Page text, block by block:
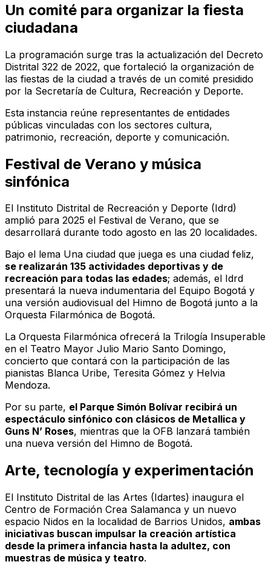
Un comité para organizar la fiesta
ciudadana
La programación surge tras la actualización del Decreto
Distrital 322 de 2022, que fortaleció la organización de
las fiestas de la ciudad a través de un comité presidido
por la Secretaría de Cultura, Recreación y Deporte.
Esta instancia reúne representantes de entidades
públicas vinculadas con los sectores cultura,
patrimonio, recreación, deporte y comunicación.
Festival de Verano y música
sinfónica
El Instituto Distrital de Recreación y Deporte (Idrd)
amplió para 2025 el Festival de Verano, que se
desarrollará durante todo agosto en las 20 localidades.
Bajo el lema Una ciudad que juega es una ciudad feliz,
se realizarán 135 actividades deportivas y de
recreación para todas las edades; además, el Idrd
presentará la nueva indumentaria del Equipo Bogotá y
una versión audiovisual del Himno de Bogotá junto a la
Orquesta Filarmónica de Bogotá.
La Orquesta Filarmónica ofrecerá la Trilogía Insuperable
en el Teatro Mayor Julio Mario Santo Domingo,
concierto que contará con la participación de las
pianistas Blanca Uribe, Teresita Gómez y Helvia
Mendoza.
Por su parte, el Parque Simón Bolívar recibirá un
espectáculo sinfónico con clásicos de Metallica y
Guns N’ Roses, mientras que la OFB lanzará también
una nueva versión del Himno de Bogotá.
Arte, tecnología y experimentación
El Instituto Distrital de las Artes (Idartes) inaugura el
Centro de Formación Crea Salamanca y un nuevo
espacio Nidos en la localidad de Barrios Unidos, ambas
iniciativas buscan impulsar la creación artística
desde la primera infancia hasta la adultez, con
muestras de música y teatro.